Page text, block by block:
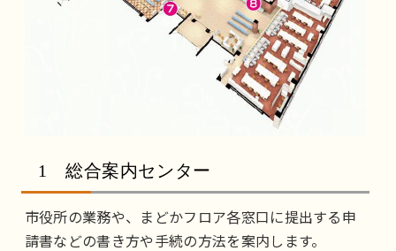
1 総合案内センター
市役所の業務や、まどかフロア各窓口に提出する申
請書などの書き方や手続の方法を案内します。